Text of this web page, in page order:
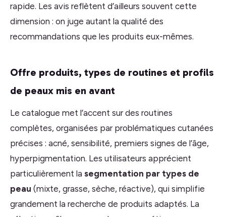
rapide. Les avis reflètent d’ailleurs souvent cette
dimension : on juge autant la qualité des
recommandations que les produits eux-mêmes.
Offre produits, types de routines et profils
de peaux mis en avant
Le catalogue met l’accent sur des routines
complètes, organisées par problématiques cutanées
précises : acné, sensibilité, premiers signes de l’âge,
hyperpigmentation. Les utilisateurs apprécient
particulièrement la segmentation par types de
peau (mixte, grasse, sèche, réactive), qui simplifie
grandement la recherche de produits adaptés. La